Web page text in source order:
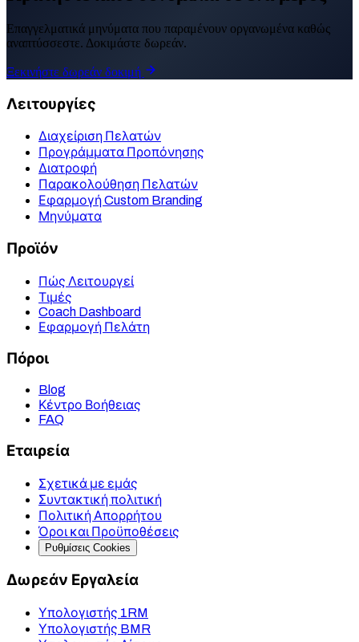
Επαγγελματικά μηνύματα που παραμένουν οργανωμένα καθώς
αναπτύσσεστε. Δοκιμάστε δωρεάν.
Ξεκινήστε δωρεάν δοκιμή
Λειτουργίες
Διαχείριση Πελατών
Προγράμματα Προπόνησης
Διατροφή
Παρακολούθηση Πελατών
Εφαρμογή Custom Branding
Μηνύματα
Προϊόν
Πώς Λειτουργεί
Τιμές
Coach Dashboard
Εφαρμογή Πελάτη
Πόροι
Blog
Κέντρο Βοήθειας
FAQ
Εταιρεία
Σχετικά με εμάς
Συντακτική πολιτική
Πολιτική Απορρήτου
Όροι και Προϋποθέσεις
Ρυθμίσεις Cookies
Δωρεάν Εργαλεία
Υπολογιστής 1RM
Υπολογιστής BMR